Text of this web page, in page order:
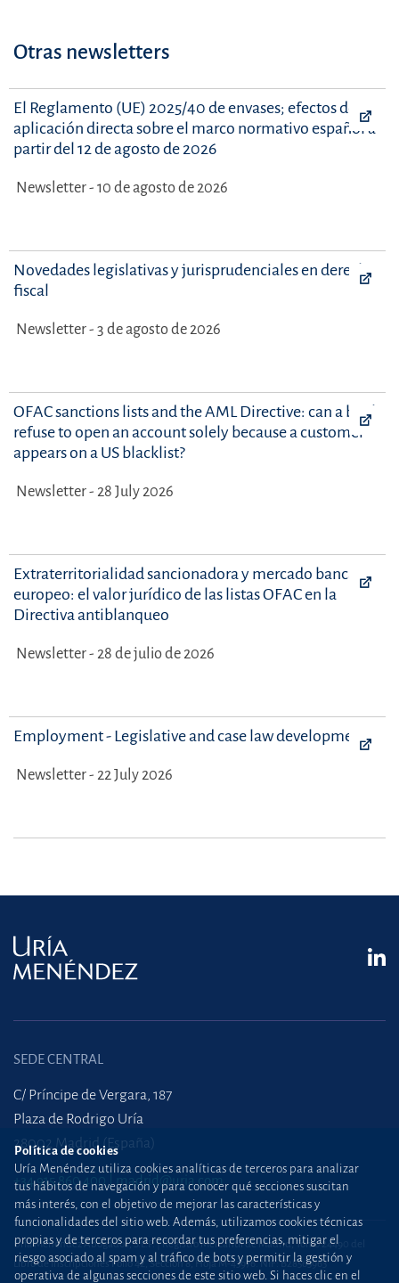
Otras newsletters
El Reglamento (UE) 2025/40 de envases; efectos de su
aplicación directa sobre el marco normativo español a
partir del 12 de agosto de 2026
Newsletter - 10 de agosto de 2026
Novedades legislativas y jurisprudenciales en derecho
fiscal
Newsletter - 3 de agosto de 2026
OFAC sanctions lists and the AML Directive: can a bank
refuse to open an account solely because a customer
appears on a US blacklist?
Newsletter - 28 July 2026
Extraterritorialidad sancionadora y mercado bancario
europeo: el valor jurídico de las listas OFAC en la
Directiva antiblanqueo
Newsletter - 28 de julio de 2026
Employment - Legislative and case law developments
Newsletter - 22 July 2026
SEDE CENTRAL
C/ Príncipe de Vergara, 187
Plaza de Rodrigo Uría
28002 Madrid (España)
+34 915 860 400 madrid@uria.com
Uría Menéndez Abogados, S.L.P. | Registro Mercantil de Madrid, Tomo 24490 del
Libro de Inscripciones Folio 42, Sección 8, Hoja M-43976. NIF: B28563963
Política de cookies
Uría Menéndez utiliza cookies analíticas de terceros para analizar
tus hábitos de navegación y para conocer qué secciones suscitan
más interés, con el objetivo de mejorar las características y
funcionalidades del sitio web. Además, utilizamos cookies técnicas
propias y de terceros para recordar tus preferencias, mitigar el
riesgo asociado al spam y al tráfico de bots y permitir la gestión y
operativa de algunas secciones de este sitio web. Si haces clic en el